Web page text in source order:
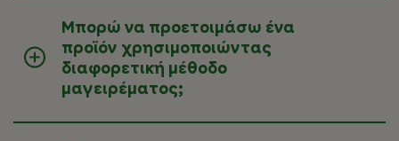
Μπορώ να προετοιμάσω ένα
προϊόν χρησιμοποιώντας
διαφορετική μέθοδο
μαγειρέματος;